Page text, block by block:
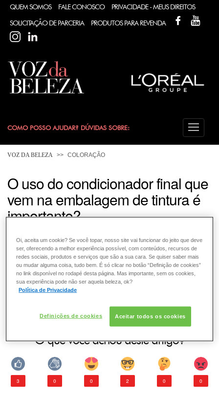
QUEM SOMOS FALE CONOSCO PRIVACIDADE - MEUS DIREITOS
SOLICITAÇÃO DE PARCERIA PRODUTOS PARA REVENDA
FACEBOOK
INSTAGRAM
COMO POSSO AJUDAR? DÚVIDAS SOBRE:
CABELO
COLORAÇÃO
DESODORANTE
FRAGRÂNCIA
PELE
VOZ DA BELEZA COLORAÇÃO
O uso do condicionador final que
vem na embalagem de tintura é
importante?
de possíveis resíduos da coloração, fixando a cor por mais
tempo, já que também é este o item responsável por fechar
ou selar as cutículas do cabelo, deixando-os muito mais
macios e com brilho.
Se você não usou o Condicionador final, aconselhamos
para cabelos coloridos o quanto antes.
O que você achou deste artigo?
3 0 0 2 0 0
Oi, aceita um cookie? Se você topar, nosso site vai funcionar do jeito que deve
ser, oferecendo a melhor experiência possível, com conteúdos, recursos de
redes sociais, produtos e serviços que são a sua cara. Se quiser saber mais
ou mudar alguma coisa, tudo bem. É só clicar no botão “Definição de cookies”
no link disponível no rodapé desta página. Mas importante, sem os cookies,
sua experiência pode não ser aquela beleza, ok?
Política de Privacidade
Definições de cookies Aceitar todos os cookies